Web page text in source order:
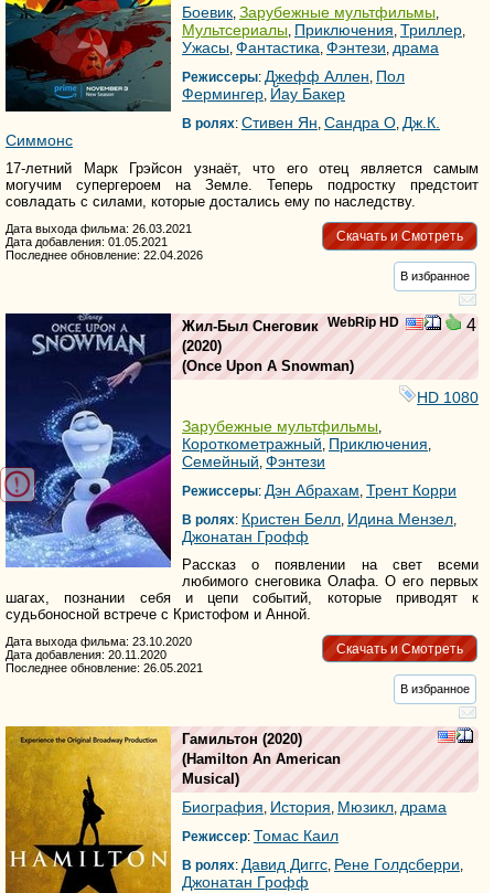
Боевик, Зарубежные мультфильмы,
Мультсериалы, Приключения, Триллер,
Ужасы, Фантастика, Фэнтези, драма
Режиссеры: Джефф Аллен, Пол
Фермингер, Йаy Бакер
В ролях: Стивен Ян, Сандра О, Дж.К.
Симмонс
17-летний Марк Грэйсон узнаёт, что его отец является самым
могучим супергероем на Земле. Теперь подростку предстоит
совладать с силами, которые достались ему по наследству.
Скачать и Смотреть
Дата выхода фильма: 26.03.2021
Дата добавления: 01.05.2021
Последнее обновление: 22.04.2026
В избранное
WebRip HD 4
Жил-Был Снеговик
(2020)
(Once Upon A Snowman)
HD 1080
Зарубежные мультфильмы,
Короткометражный, Приключения,
Семейный, Фэнтези
Режиссеры: Дэн Абрахам, Трент Корри
В ролях: Кристен Белл, Идина Мензел,
Джонатан Грофф
Рассказ о появлении на свет всеми
любимого снеговика Олафа. О его первых
шагах, познании себя и цепи событий, которые приводят к
судьбоносной встрече с Кристофом и Анной.
Скачать и Смотреть
Дата выхода фильма: 23.10.2020
Дата добавления: 20.11.2020
Последнее обновление: 26.05.2021
В избранное
Гамильтон (2020)
(Hamilton An American
Musical)
Биография История Мюзикл драма
Режиссер: Томас Каил
В ролях: Давид Диггс Рене Голдсберри
Джонатан Грофф